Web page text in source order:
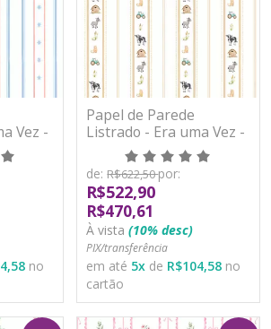
Vez -
no
Papel de Parede
Listrado - Era uma Vez -
89846 - Vinílico
de: R$622,50por:
R$522,90
R$470,61
À vista (10% desc)
PIX/transferência
em até 5x de R$104,58 no
cartão